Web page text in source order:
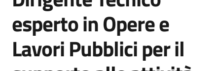
esperto in Opere e
Lavori Pubblici per il